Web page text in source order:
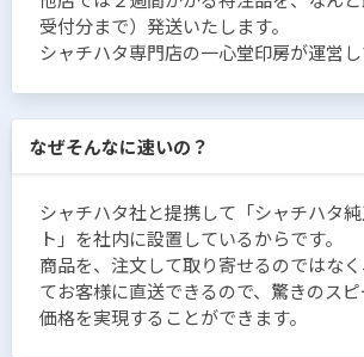
受付分まで）発送いたします。
シャチハタ専門店の一心堂印房が運営し
なぜそんなに速いの？
シャチハタ社と提携して「シャチハタ
ト」を社内に設置しているからです。
商品を、注文して取り寄せるのではな
てお客様に直送できるので、驚きのス
価格を実現することができます。